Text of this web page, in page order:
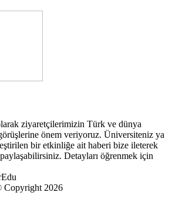
ziyaretçilerimizin Türk ve dünya
önem veriyoruz. Üniversiteniz ya
bir etkinliğe ait haberi bize ileterek
Detayları öğrenmek için
Copyright 2026